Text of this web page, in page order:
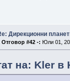
Дирекционни
Отговор #42 -: Юли 01,
на: Kler в